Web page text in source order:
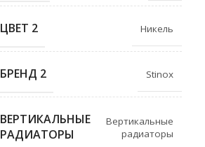
ЦВЕТ 2 Никель
БРЕНД 2 Stinox
ВЕРТИКАЛЬНЫЕ
РАДИАТОРЫ
Вертикальные
радиаторы